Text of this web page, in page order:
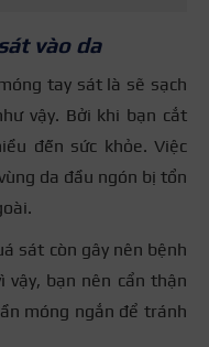
vào da
tay sát là sẽ sạch
vậy. Bởi khi bạn cắt
đến sức khỏe. Việc
da đầu ngón bị tổn
sát còn gây nên bệnh
vậy, bạn nên cẩn thận
móng ngắn để tránh